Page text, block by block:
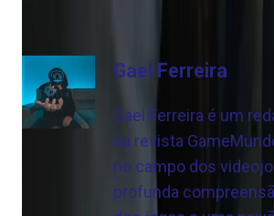
Gael Ferreira
Gael Ferreira é um
na revista
no campo dos
profunda